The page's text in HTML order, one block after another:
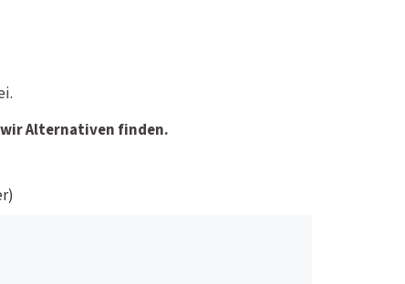
Alternativen finden.